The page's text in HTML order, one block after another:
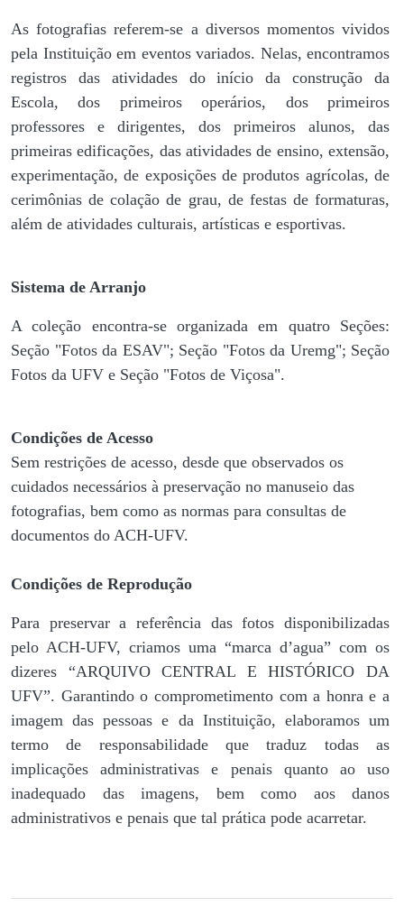
As fotografias referem-se a diversos momentos vividos
pela Instituição em eventos variados. Nelas, encontramos
registros das atividades do início da construção da
Escola, dos primeiros operários, dos primeiros
professores e dirigentes, ​dos primeiros alunos, das
primeiras edificações, das atividades de ensino, extensão,
experimentação, de exposições de produtos agrícolas, de
cerimônias de colação de grau, de festas de formaturas,
além de atividades culturais, artísticas e esportivas.
Sistema de Arranjo
A coleção encontra-se organizada em quatro Seções:
Seção "Fotos da ESAV"; Seção "Fotos da Uremg"; Seção
Fotos da UFV e Seção "Fotos de Viçosa".
Condições de Acesso
Sem restrições de acesso, desde que observados os
cuidados necessários à preservação no manuseio das
fotografias, bem como as normas para consultas de
documentos do ACH-UFV.
Condições de Reprodução
Para preservar a referência das fotos disponibilizadas
pelo ACH-UFV, criamos uma “marca d’agua” com os
dizeres “ARQUIVO CENTRAL E HISTÓRICO DA
UFV”. Garantindo o comprometimento com a honra e a
imagem das pessoas e da Instituição, elaboramos um
termo de responsabilidade que traduz todas as
implicações administrativas e penais quanto ao uso
inadequado das imagens, bem como aos danos
administrativos e penais que tal prática pode acarretar.